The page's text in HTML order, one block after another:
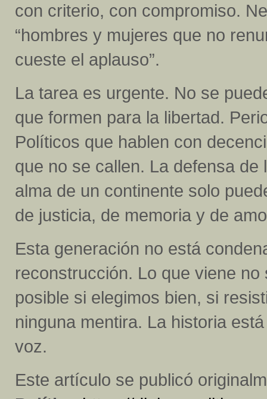
con criterio, con compromiso.
“hombres y mujeres que no
cueste el aplauso”.
La tarea es urgente. No se
que formen para la libertad.
Políticos que hablen con
que no se callen. La defensa
alma de un continente solo
de justicia, de memoria y de
Esta generación no está
reconstrucción. Lo que viene
posible si elegimos bien, si
ninguna mentira. La historia
voz.
Este artículo se publicó